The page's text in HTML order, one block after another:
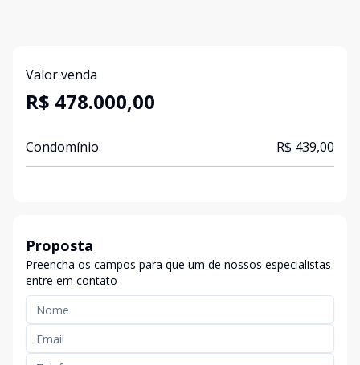
Valor venda
R$ 478.000,00
Condomínio R$ 439,00
Proposta
Preencha os campos para que um de nossos especialistas
entre em contato